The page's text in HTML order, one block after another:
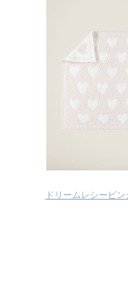
ドリームレシービ